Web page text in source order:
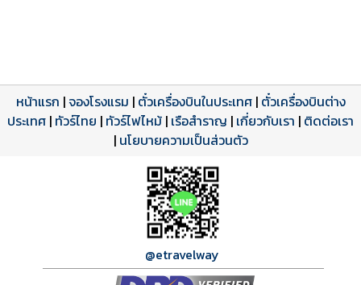
โปรแกรมทัวร์
ดาวน์โหลด PDF
รีวิวลูกค้าจริง
รีวิวจาก eTravelWay
เปิดหน้าเต็ม
ใบอนุญาตนำเที่ยว
เลขที่ 11/11450
เปิดหน้าเต็ม
หน้าแรก |จองโรงแรม | ตั๋วเครื่องบินในประเทศ| ตั๋วเครื่องบินต่าง
ประเทศ | ทัวร์ไทย | ทัวร์ไฟไหม้ | เรือสำราญ | เกี่ยวกับเรา | ติดต่อเรา
| นโยบายความเป็นส่วนตัว
@etravelway